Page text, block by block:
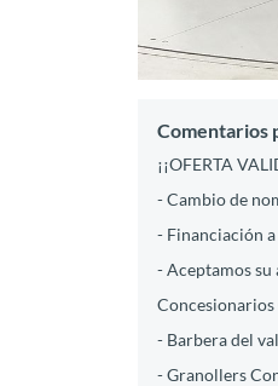
Comentarios
¡¡OFERTA
- Cambio de
- Financiación
- Aceptamos
Concesionarios
- Barbera del
- Granollers